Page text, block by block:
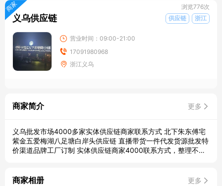
商家 浏览776次
义乌供应链 供应链 浙江
营业时间：09:00-21:00
17091980968
浙江义乌
商家简介 更多
义乌批发市场4000多家实体供应链商家联系方式 北下朱东傅宅
紫金五爱梅湖八足塘白岸头供应链 直播带货一件代发货源批发特
价渠道品牌工厂订制 实体供应链商家4000联系方式，整理不易
商家相册 更多